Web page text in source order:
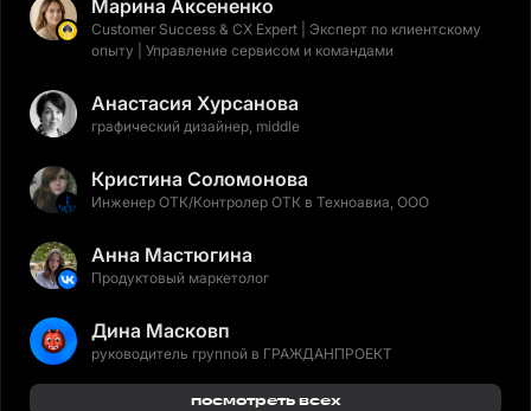
Марина Аксененко
Customer Success & CX Expert | Эксперт по клиентскому
опыту | Управление сервисом и командами
Анастасия Хурсанова
графический дизайнер, middle
Кристина Соломонова
Инженер ОТК/Контролер ОТК в Техноавиа, ООО
Анна Мастюгина
Продуктовый маркетолог
Дина Масковп
руководитель группой в ГРАЖДАНПРОЕКТ
посмотреть всех